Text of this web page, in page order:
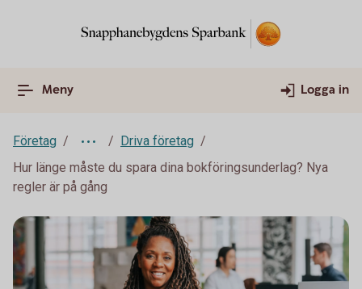
Meny Logga in
Företag
Driva företag
Hur länge måste du spara dina bokföringsunderlag? Nya
regler är på gång